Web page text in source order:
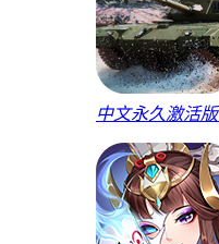
中文永久激活版